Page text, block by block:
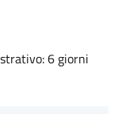
6 giorni